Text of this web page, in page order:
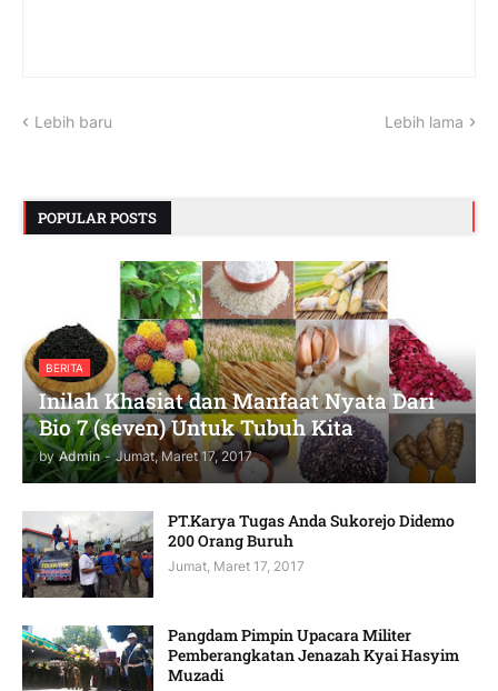
Lebih baru Lebih lama
POPULAR POSTS
BERITA
Inilah Khasiat dan Manfaat Nyata Dari
Bio 7 (seven) Untuk Tubuh Kita
by Admin - Jumat, Maret 17, 2017
PT.Karya Tugas Anda Sukorejo Didemo
200 Orang Buruh
Jumat, Maret 17, 2017
Pangdam Pimpin Upacara Militer
Pemberangkatan Jenazah Kyai Hasyim
Muzadi